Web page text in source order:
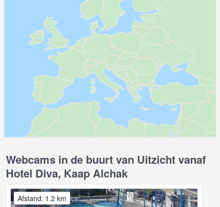
Webcams in de buurt van Uitzicht vanaf
Hotel Diva, Kaap Alchak
Afstand: 1.2 km